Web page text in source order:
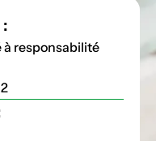
à responsabilité